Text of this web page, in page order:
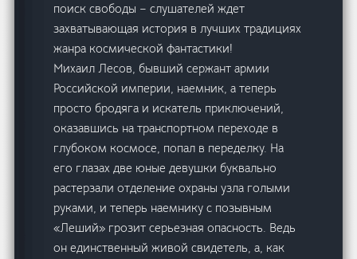
поиск свободы – слушателей ждет
захватывающая история в лучших традициях
жанра космической фантастики!
Михаил Лесов, бывший сержант армии
Российской империи, наемник, а теперь
просто бродяга и искатель приключений,
оказавшись на транспортном переходе в
глубоком космосе, попал в переделку. На
его глазах две юные девушки буквально
растерзали отделение охраны узла голыми
руками, и теперь наемнику с позывным
«Леший» грозит серьезная опасность. Ведь
он единственный живой свидетель, а, как